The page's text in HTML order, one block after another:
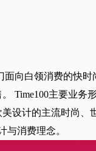
向白领消费的快时
Time100主要业务
设计的主流时尚、
与消费理念。